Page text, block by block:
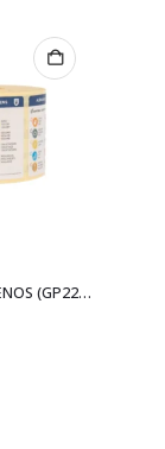
ETIQUETAS ALÉRGENOS (GP22416)